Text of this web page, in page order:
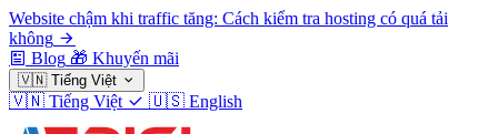
Website chậm khi traffic tăng: Cách kiểm tra hosting có quá tải
không
Blog 🎁 Khuyến mãi
🇻🇳 Tiếng Việt
🇻🇳 Tiếng Việt 🇺🇸 English